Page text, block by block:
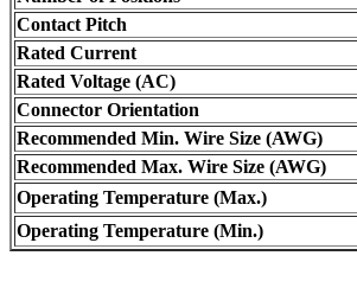
Contact Pitch
Rated Current
Rated Voltage (AC)
Connector Orientation
Recommended Min. Wire Size (AWG)
Recommended Max. Wire Size (AWG)
Operating Temperature (Max.)
Operating Temperature (Min.)